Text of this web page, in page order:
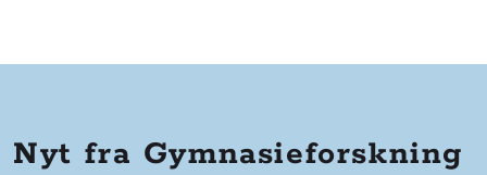
Nyt fra Gymnasieforskning